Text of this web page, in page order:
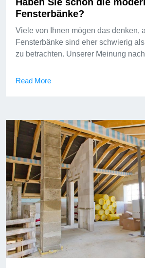
Fensterbänke?
Viele von Ihnen mögen das denken,
Fensterbänke sind eher schwierig
zu betrachten. Unserer Meinung
Read More